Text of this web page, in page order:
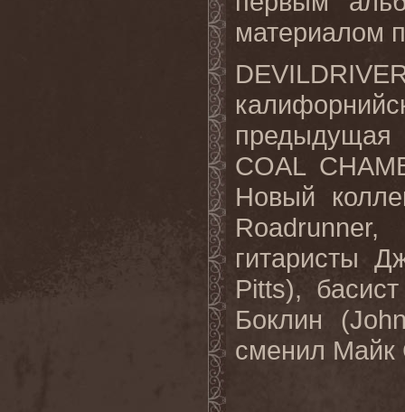
материалом
COAL
Новый
гитаристы
Pitts),
Боклин
сменил Майк